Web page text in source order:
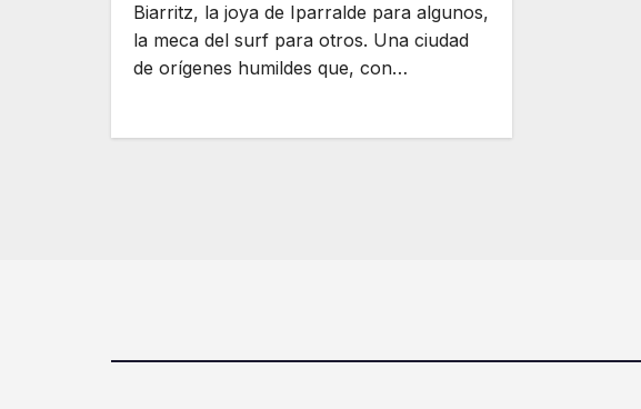
Biarritz, la joya de Iparralde para algunos,
la meca del surf para otros. Una ciudad
de orígenes humildes que, con…